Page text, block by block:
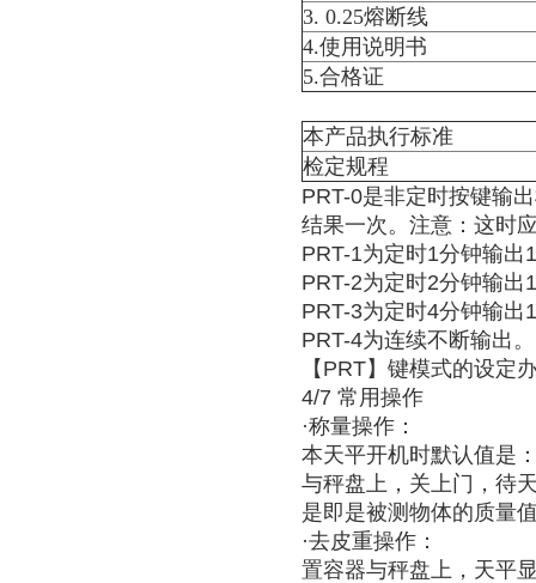
3. 0.25熔断线
4.使用说明书
5.合格证
本产品执行标准
检定规程
PRT-0是非定时按键输
结果一次。注意：这时
PRT-1为定时1分钟输出
PRT-2为定时2分钟输出
PRT-3为定时4分钟输出
PRT-4为连续不断输出。
【PRT】键模式的设定
4/7 常用操作
·称量操作：
本天平开机时默认值是
与秤盘上，关上门，待
是即是被测物体的质量
·去皮重操作：
置容器与秤盘上，天平